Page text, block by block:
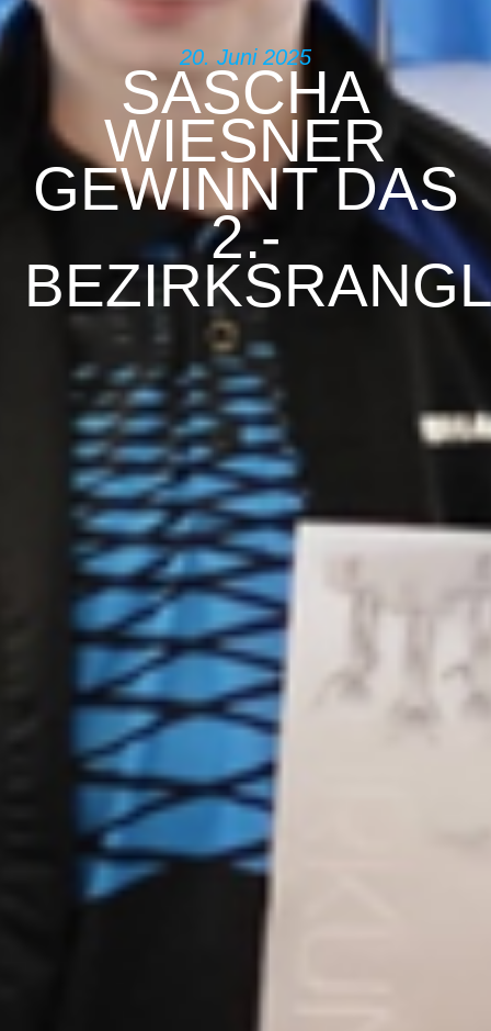
20. Juni 2025
SASCHA
WIESNER
GEWINNT DAS
2.-